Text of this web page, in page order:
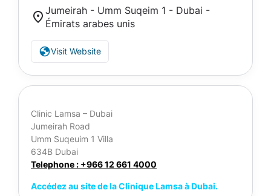
Jumeirah - Umm Suqeim 1 - Dubai -
Émirats arabes unis
Visit Website
Clinic Lamsa – Dubai
Jumeirah Road
Umm Suqeuim 1 Villa
634B Dubai
Telephone : +966 12 661 4000
Accédez au site de la Clinique Lamsa à Dubai.